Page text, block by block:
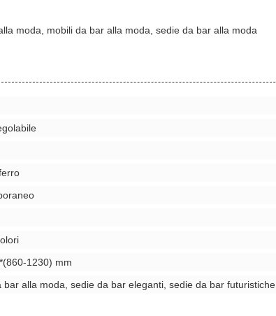
moda, mobili da bar alla moda, sedie da bar alla moda
1230) mm
bar alla moda, sedie da bar eleganti, sedie da bar futuristiche